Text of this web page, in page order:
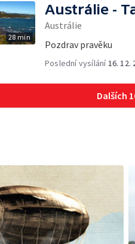
28 min
Austrálie -
Austrálie
Pozdrav pravěku
Poslední vysílání 16. 12.
Dalších